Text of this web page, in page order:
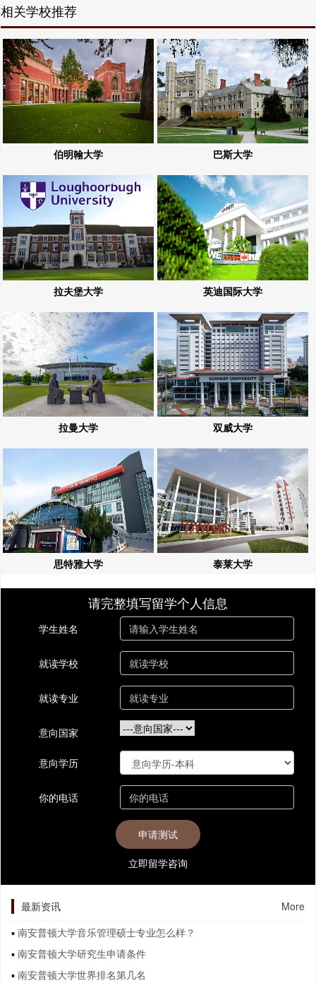
相关学校推荐
伯明翰大学 巴斯大学
拉夫堡大学 英迪国际大学
拉曼大学 双威大学
思特雅大学 泰莱大学
请完整填写留学个人信息
学生姓名
就读学校
就读专业
意向国家
意向学历
你的电话
立即留学咨询
最新资讯
More
南安普顿大学音乐管理硕士专业怎么样？
南安普顿大学研究生申请条件
南安普顿大学世界排名第几名